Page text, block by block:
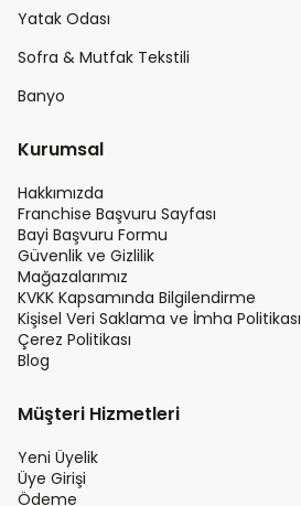
Yatak Odası
Sofra & Mutfak Tekstili
Banyo
Kurumsal
Hakkımızda
Franchise Başvuru Sayfası
Bayi Başvuru Formu
Güvenlik ve Gizlilik
Mağazalarımız
KVKK Kapsamında Bilgilendirme
Kişisel Veri Saklama ve İmha Politikası
Çerez Politikası
Blog
Müşteri Hizmetleri
Yeni Üyelik
Üye Girişi
Ödeme